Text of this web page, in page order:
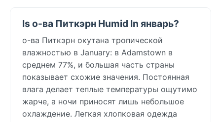
Is о-ва Питкэрн Humid In январь?
о-ва Питкэрн окутана тропической
влажностью в January: в Adamstown в
среднем 77%, и большая часть страны
показывает схожие значения. Постоянная
влага делает теплые температуры ощутимо
жарче, а ночи приносят лишь небольшое
охлаждение. Легкая хлопковая одежда